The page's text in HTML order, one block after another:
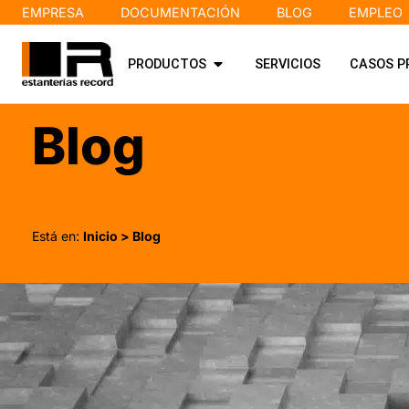
EMPRESA DOCUMENTACIÓN BLOG EMPLEO
PRODUCTOS SERVICIOS CASOS
Blog
Está en: Inicio > Blog